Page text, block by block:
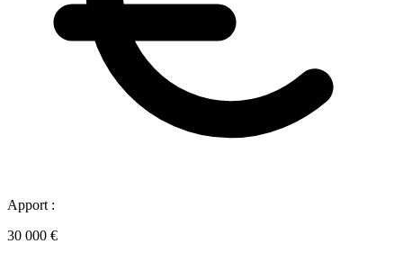
Apport :
30 000 €